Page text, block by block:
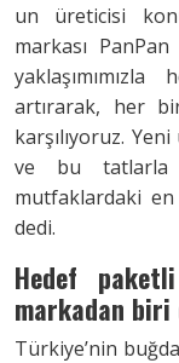
un üreticisi
markası
artırarak, her
karşılıyoruz.
ve bu tatlarla
mutfaklardaki en
dedi.
Hedef
markadan biri
Türkiye’nin